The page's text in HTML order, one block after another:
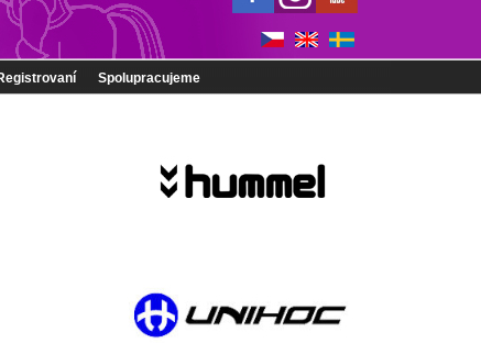
Spolupracujeme